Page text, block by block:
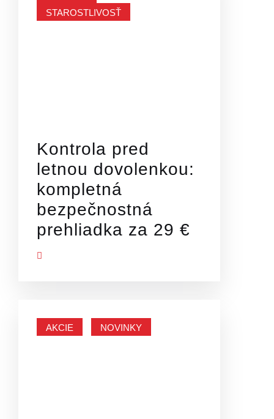
STAROSTLIVOSŤ
Kontrola pred
letnou dovolenkou:
kompletná
bezpečnostná
prehliadka za 29 €
AKCIE NOVINKY